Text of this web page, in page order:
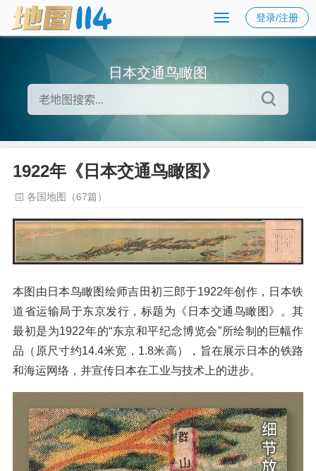
登录/注册
日本交通鸟瞰图
1922年《日本交通鸟瞰图》
各国地图（67篇）
本图由日本鸟瞰图绘师吉田初三郎于1922年创作，日本铁
道省运输局于东京发行，标题为《日本交通鸟瞰图》。其
最初是为1922年的“东京和平纪念博览会”所绘制的巨幅作
品（原尺寸约14.4米宽，1.8米高），旨在展示日本的铁路
和海运网络，并宣传日本在工业与技术上的进步。